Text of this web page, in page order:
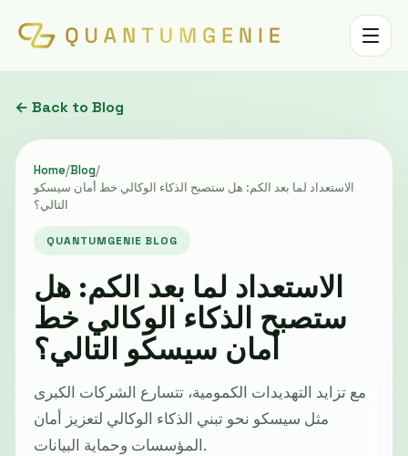
Toggle
← Back to Blog
Home/Blog/
الاستعداد لما بعد الكم: هل ستصبح الذكاء الوكالي خط أمان سيسكو
التالي؟
QUANTUMGENIE BLOG
الاستعداد لما بعد الكم: هل
ستصبح الذكاء الوكالي خط
أمان سيسكو التالي؟
مع تزايد التهديدات الكمومية، تتسارع الشركات الكبرى
مثل سيسكو نحو تبني الذكاء الوكالي لتعزيز أمان
المؤسسات وحماية البيانات.